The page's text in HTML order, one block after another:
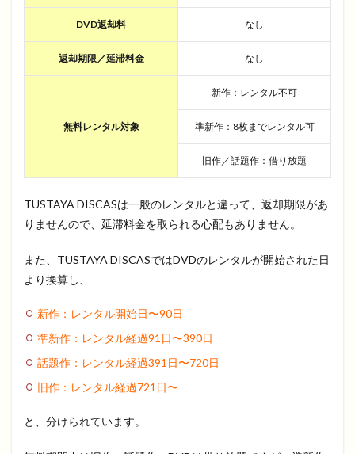
DVD返却料 なし
返却期限／延滞料金 なし
無料レンタル対象
新作：レンタル不可
準新作：8枚までレンタル可
旧作／話題作：借り放題
TUSTAYA DISCASは一般のレンタルと違って、返却期限があ
りませんので、延滞料金を取られる心配もありません。
また、TUSTAYA DISCASではDVDのレンタルが開始された日
より換算し、
新作：レンタル開始日〜90日
準新作：レンタル経過91 日〜390日
話題作：レンタル経過391 日〜720日
旧作：レンタル経過721 日〜
と、分けられています。